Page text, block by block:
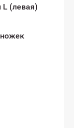
L (левая)